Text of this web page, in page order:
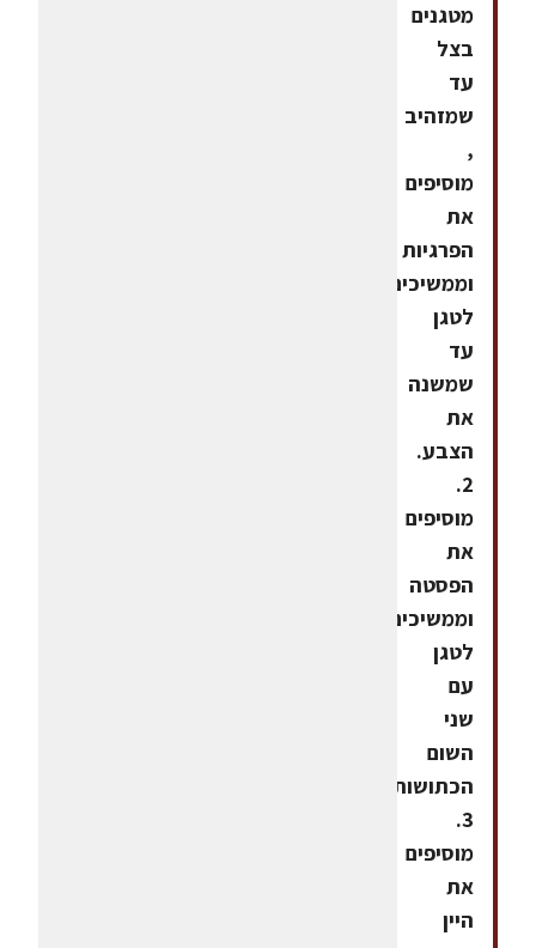
מטגנים
בצל
עד
שמזהיב
,
מוסיפים
את
הפרגיות
וממשיכים
לטגן
עד
שמשנה
את
הצבע.
2.
מוסיפים
את
הפסטה
וממשיכים
לטגן
עם
שני
השום
הכתושות.
3.
מוסיפים
את
היין